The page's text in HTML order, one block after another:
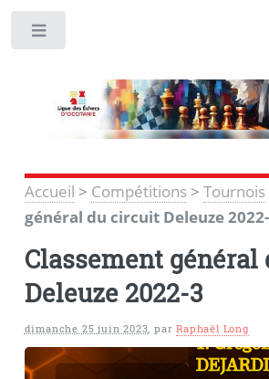
Accueil > Compétitions> Tournois
général du circuit Deleuze
Classement
Deleuze 2022-3
dimanche 25 juin 2023,parRaphaël Long